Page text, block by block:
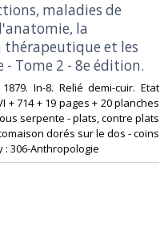
maladies de
la
thérapeutique et les
Tome 2 - 8e édition.‎
In-8. Relié demi-cuir. Etat
714 + 19 pages + 20 planches
serpente - plats, contre plats
dorés sur le dos - coins
: 306-Anthropologie‎